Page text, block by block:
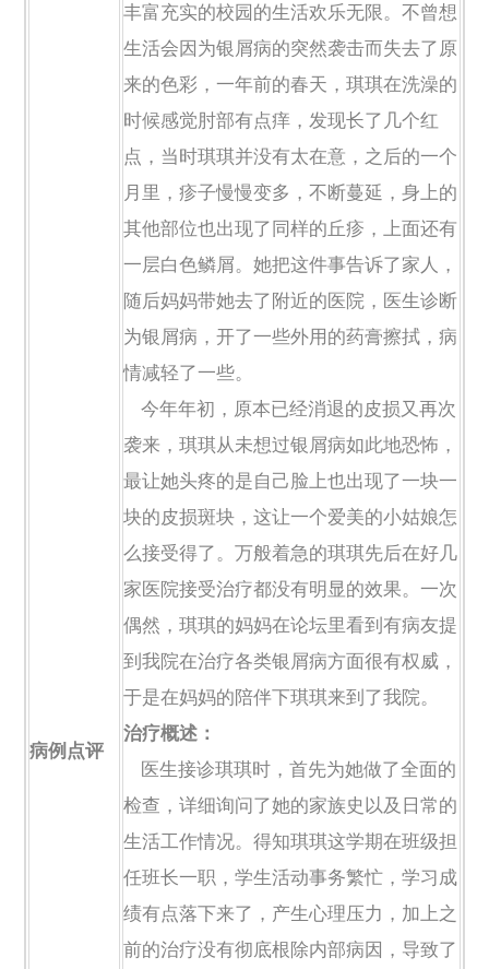
病例点评
丰富充实的校园的生活欢乐无限。不曾想
生活会因为银屑病的突然袭击而失去了原
来的色彩，一年前的春天，琪琪在洗澡的
时候感觉肘部有点痒，发现长了几个红
点，当时琪琪并没有太在意，之后的一个
月里，疹子慢慢变多，不断蔓延，身上的
其他部位也出现了同样的丘疹，上面还有
一层白色鳞屑。她把这件事告诉了家人，
随后妈妈带她去了附近的医院，医生诊断
为银屑病，开了一些外用的药膏擦拭，病
情减轻了一些。
今年年初，原本已经消退的皮损又再次
袭来，琪琪从未想过银屑病如此地恐怖，
最让她头疼的是自己脸上也出现了一块一
块的皮损斑块，这让一个爱美的小姑娘怎
么接受得了。万般着急的琪琪先后在好几
家医院接受治疗都没有明显的效果。一次
偶然，琪琪的妈妈在论坛里看到有病友提
到我院在治疗各类银屑病方面很有权威，
于是在妈妈的陪伴下琪琪来到了我院。
治疗概述：
医生接诊琪琪时，首先为她做了全面的
检查，详细询问了她的家族史以及日常的
生活工作情况。得知琪琪这学期在班级担
任班长一职，学生活动事务繁忙，学习成
绩有点落下来了，产生心理压力，加上之
前的治疗没有彻底根除内部病因，导致了